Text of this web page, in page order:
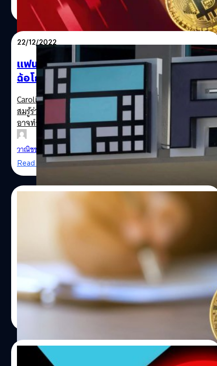
10 คนในนั้นถูกถอดชื่อออกจากรายชื่อมหาเศรษฐีคริปโทฯ พัน
ล้านอีกด้วย
Read More
22/12/2022
แฟนเก่า Sam Bankman-Fried สารภาพ ร่วม
ฉ้อโกงลูกค้า FTX คาดเจอคุก 110 ปี
Caroline Ellison ยอมรับสารภาพใน 7 ข้อหา หนึ่งในนั้นคืการ
สมรู้ร่วมคิดฉ้อโกงลูกค้าของ FTX และ Alameda Research ซึ่ง
อาจทำใหต้องรับโทษจำคุก 110 ปี
วาณิชชา สายเสมา | 1323 days ago
Read More
Binance.US ชนะประมูลสินทรัพย์ Voyager
Digital ในราคา 1,000 ล้านเหรียญ
Voyager Digital ผู้ให้สินเชื่อคริปโทเคอร์เรนซี ได้จัดการ
ประมูลสินทรัพย์ของบริษัทฯ โดย Binance.US เป็นผู้ชนะการ
ประมูล ด้วยข้อเสนอมูลค่า 1,000 ล้านเหรียญ
วาณิชชา สายเสมา| 1326 days ago
19/12/2022